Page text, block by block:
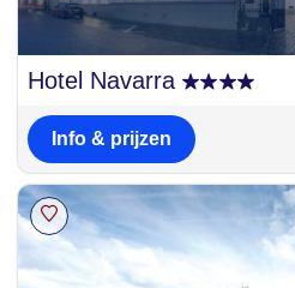
Hotel Navarra
Info & prijzen